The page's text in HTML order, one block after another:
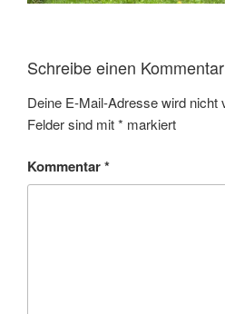
Schreibe einen Kommentar
Deine E-Mail-Adresse wird nicht
Felder sind mit* markiert
Kommentar*